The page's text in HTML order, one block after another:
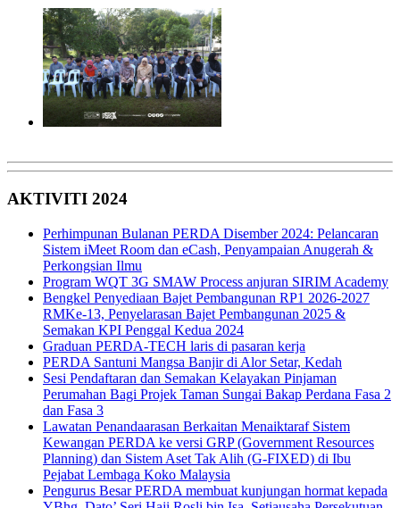
AKTIVITI 2024
Perhimpunan Bulanan PERDA Disember 2024: Pelancaran
Sistem iMeet Room dan eCash, Penyampaian Anugerah &
Perkongsian Ilmu
Program WQT 3G SMAW Process anjuran SIRIM Academy
Bengkel Penyediaan Bajet Pembangunan RP1 2026-2027
RMKe-13, Penyelarasan Bajet Pembangunan 2025 &
Semakan KPI Penggal Kedua 2024
Graduan PERDA-TECH laris di pasaran kerja
PERDA Santuni Mangsa Banjir di Alor Setar, Kedah
Sesi Pendaftaran dan Semakan Kelayakan Pinjaman
Perumahan Bagi Projek Taman Sungai Bakap Perdana Fasa 2
dan Fasa 3
Lawatan Penandaarasan Berkaitan Menaiktaraf Sistem
Kewangan PERDA ke versi GRP (Government Resources
Planning) dan Sistem Aset Tak Alih (G-FIXED) di Ibu
Pejabat Lembaga Koko Malaysia
Pengurus Besar PERDA membuat kunjungan hormat kepada